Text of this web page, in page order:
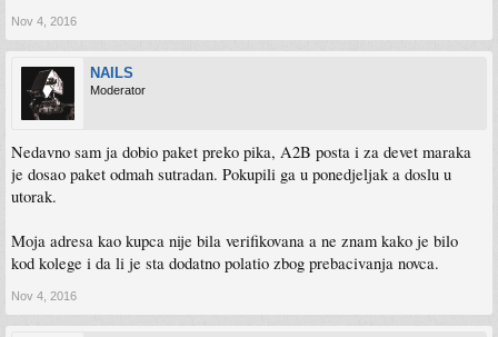
Nov 4, 2016
NAILS
Moderator
Nedavno sam ja dobio paket preko pika, A2B posta i za devet maraka
je dosao paket odmah sutradan. Pokupili ga u ponedjeljak a doslu u
utorak.
Moja adresa kao kupca nije bila verifikovana a ne znam kako je bilo
kod kolege i da li je sta dodatno polatio zbog prebacivanja novca.
Nov 4, 2016